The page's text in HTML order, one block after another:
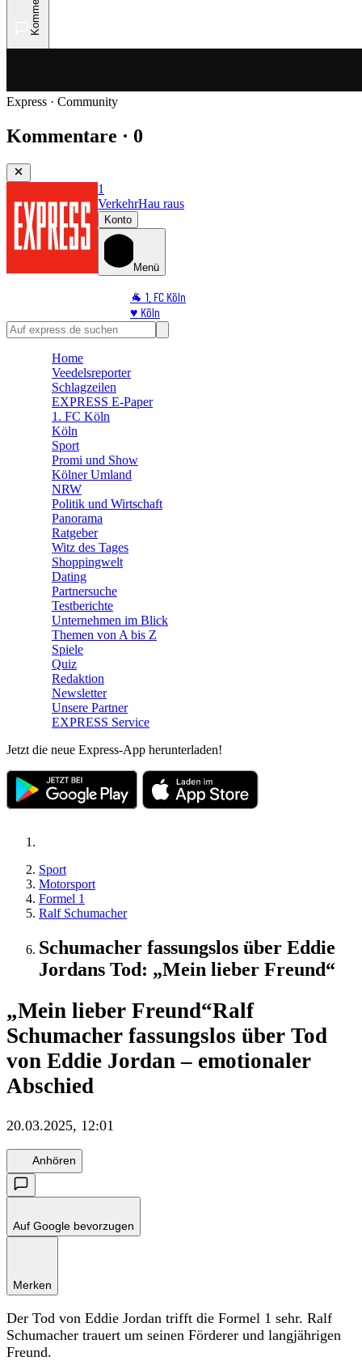
Express · Community
Kommentare · 0
1
VerkehrHau raus
Konto
Menü
🐐 1. FC Köln
♥️ Köln
⭐ Promi
🛒 Shoppingwelt
Home
Veedelsreporter
Schlagzeilen
EXPRESS E-Paper
1. FC Köln
Köln
Sport
Promi und Show
Kölner Umland
NRW
Politik und Wirtschaft
Panorama
Ratgeber
Witz des Tages
Shoppingwelt
Dating
Partnersuche
Testberichte
Unternehmen im Blick
Themen von A bis Z
Spiele
Quiz
Redaktion
Newsletter
Unsere Partner
EXPRESS Service
Jetzt die neue Express-App herunterladen!
Sport
Motorsport
Formel 1
Ralf Schumacher
Schumacher fassungslos über Eddie
Jordans Tod: „Mein lieber Freund“
„Mein lieber Freund“Ralf
Schumacher fassungslos über Tod
von Eddie Jordan – emotionaler
Abschied
20.03.2025, 12:01
Anhören
Auf Google bevorzugen
Merken
Der Tod von Eddie Jordan trifft die Formel 1 sehr. Ralf
Schumacher trauert um seinen Förderer und langjährigen
Freund.